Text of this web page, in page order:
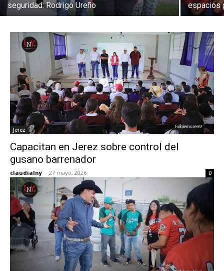
seguridad: Rodrigo Ureño
espacios
Jerez
Capacitan en Jerez sobre control del
gusano barrenador
claudialny - 27 mayo, 2026 0